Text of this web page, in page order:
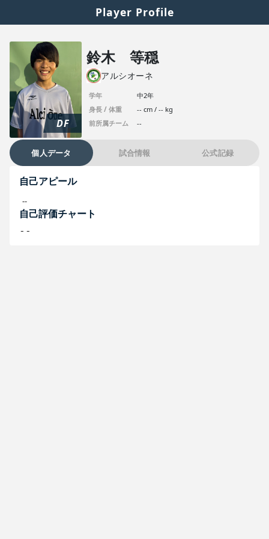
Player Profile
DF
鈴木 等穏
アルシオーネ
学年
中2年
身長 / 体重
-- cm / -- kg
前所属チーム
--
個人データ 試合情報 公式記録
自己アピール
--
自己評価チャート
--